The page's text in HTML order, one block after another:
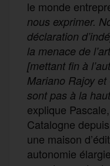
le monde
nous exprimer.
déclaration
la menace de
[mettant fin à
Mariano Rajoy
sont pas à la
explique
Catalogne
une maison
autonomie